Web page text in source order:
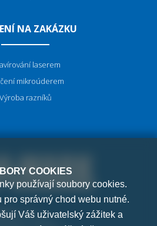
s.r.o.
1036/7
NA ZAKÁZKU
laserem
mikroúderem
Výroba razníků
COOKIES
používají soubory cookies.
pro správný chod webu nutné.
Váš uživatelský zážitek a